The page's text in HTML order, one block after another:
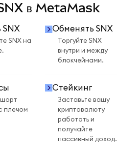
SNX в MetaMask
SNX
SNX на
Обменять SNX
Торгуйте SNX
внутри и между
блокчейнами.
шорт
плечом
Стейкинг
Заставьте вашу
криптовалюту
работать и
получайте
пассивный доход.